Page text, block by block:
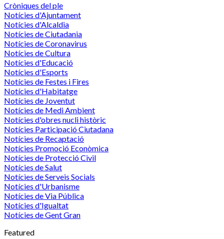
Cròniques del ple
Notícies d'Ajuntament
Notícies d'Alcaldia
Notícies de Ciutadania
Notícies de Coronavirus
Notícies de Cultura
Notícies d'Educació
Notícies d'Esports
Notícies de Festes i Fires
Notícies d'Habitatge
Notícies de Joventut
Notícies de Medi Ambient
Notícies d'obres nucli històric
Notícies Participació Ciutadana
Notícies de Recaptació
Notícies Promoció Econòmica
Notícies de Protecció Civil
Notícies de Salut
Notícies de Serveis Socials
Notícies d'Urbanisme
Notícies de Via Pública
Notícies d'Igualtat
Notícies de Gent Gran
Featured